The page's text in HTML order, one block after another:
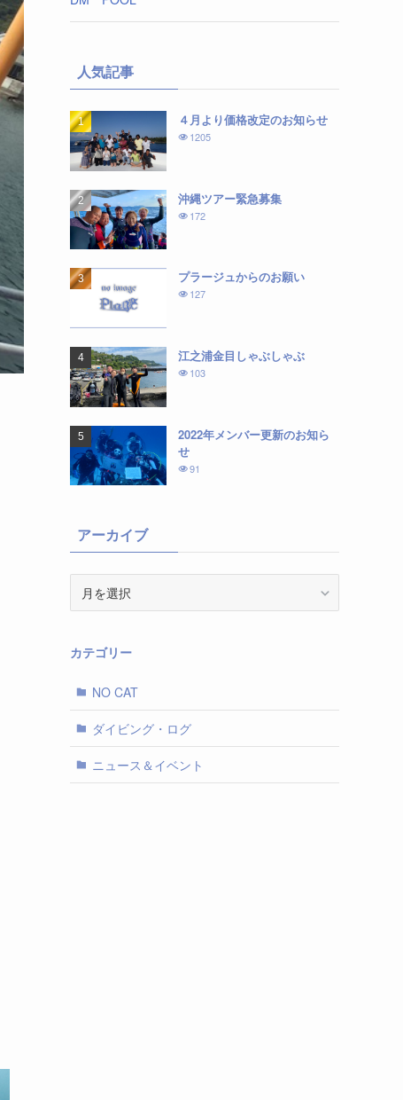
人気記事
４月より価格改定のお知らせ
1205
沖縄ツアー緊急募集
172
プラージュからのお願い
127
江之浦金目しゃぶしゃぶ
103
2022年メンバー更新のお知ら
せ
91
アーカイブ
ブ
カテゴリー
NO CAT
ダイビング・ログ
ニュース＆イベント